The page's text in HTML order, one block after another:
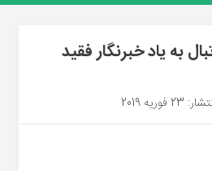
به یاد خبرنگار فقید
2019